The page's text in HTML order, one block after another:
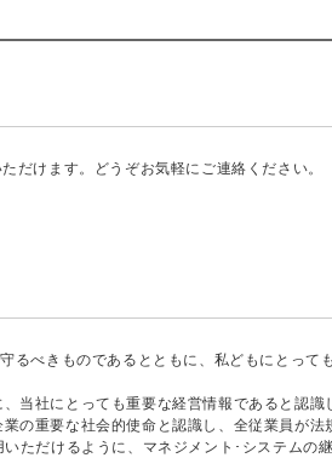
だけます。どうぞお気軽にご連絡ください。
べきものであるとともに、私どもにとって
当社にとっても重要な経営情報であると認識
の重要な社会的使命と認識し、全従業員が
ただけるように、マネジメント･システムの